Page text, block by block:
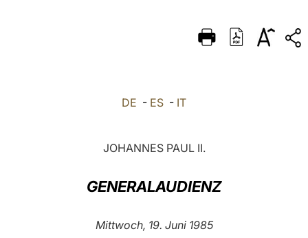
ITALIANO
中文
DE - ES - IT
JOHANNES PAUL II.
GENERALAUDIENZ
Mittwoch, 19. Juni 1985